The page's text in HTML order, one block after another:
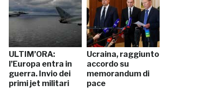
ULTIM’ORA:
l’Europa entra in
guerra. Invio dei
primi jet militari
Ucraina, raggiunto
accordo su
memorandum di
pace